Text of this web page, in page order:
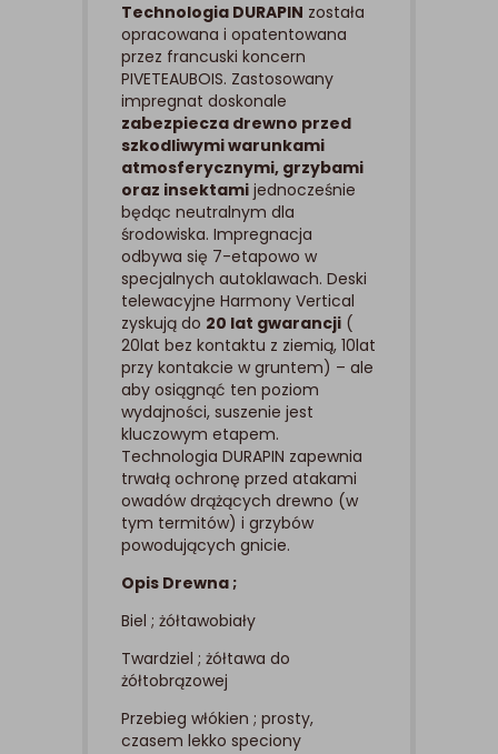
Technologia DURAPIN została
opracowana i opatentowana
przez francuski koncern
PIVETEAUBOIS. Zastosowany
impregnat doskonale
zabezpiecza drewno przed
szkodliwymi warunkami
atmosferycznymi, grzybami
oraz insektami jednocześnie
będąc neutralnym dla
środowiska. Impregnacja
odbywa się 7-etapowo w
specjalnych autoklawach. Deski
telewacyjne Harmony Vertical
zyskują do 20 lat gwarancji (
20lat bez kontaktu z ziemią, 10lat
przy kontakcie w gruntem) – ale
aby osiągnąć ten poziom
wydajności, suszenie jest
kluczowym etapem.
Technologia DURAPIN zapewnia
trwałą ochronę przed atakami
owadów drążących drewno (w
tym termitów) i grzybów
powodujących gnicie.
Opis Drewna ;
Biel ; żółtawobiały
Twardziel ; żółtawa do
żółtobrązowej
Przebieg włókien ; prosty,
czasem lekko speciony